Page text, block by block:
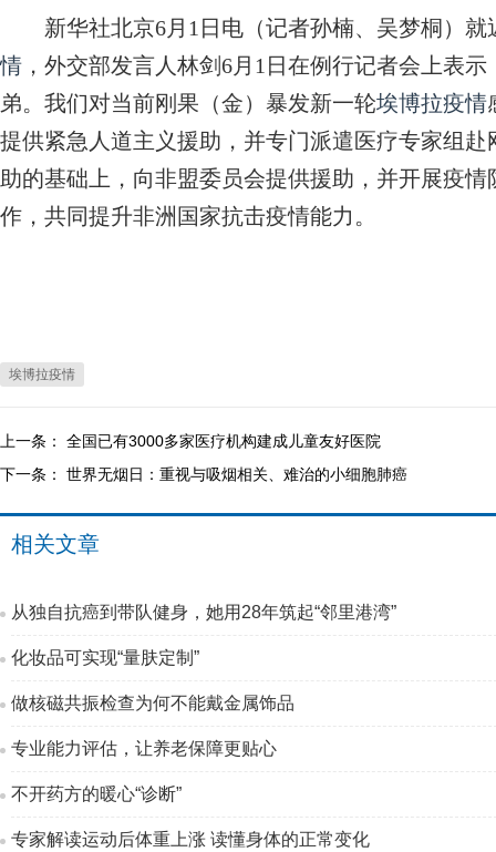
新华社北京6月1日电（记者孙楠、吴梦桐）就
情 ，外交部发言人林剑6月1日在例行记者会上表
弟。我们对当前刚果（金）暴发新一轮埃博拉疫情
提供紧急人道主义援助，并专门派遣医疗专家组
助的基础上，向非盟委员会提供援助，并开展疫
作，共同提升非洲国家抗击疫情能力。
埃博拉疫情
上一条： 全国已有3000多家医疗机构建成儿童友好医院
下一条： 世界无烟日：重视与吸烟相关、难治的小细胞肺癌
相关文章
从独自抗癌到带队健身，她用28年筑起“邻里港湾”
化妆品可实现“量肤定制”
做核磁共振检查为何不能戴金属饰品
专业能力评估，让养老保障更贴心
不开药方的暖心“诊断”
专家解读运动后体重上涨 读懂身体的正常变化